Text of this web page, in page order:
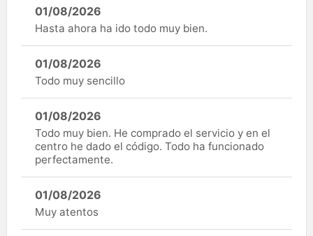
01/08/2026
Hasta ahora ha ido todo muy bien.
01/08/2026
Todo muy sencillo
01/08/2026
Todo muy bien. He comprado el servicio y en el
centro he dado el código. Todo ha funcionado
perfectamente.
01/08/2026
Muy atentos